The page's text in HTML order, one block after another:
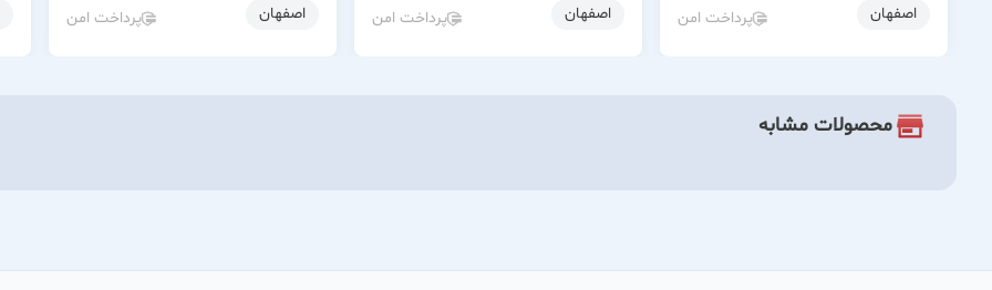
اصفهان
پرداخت امن
اصفهان
پرداخت امن
اصفهان
پرداخت امن
محصولات مشابه